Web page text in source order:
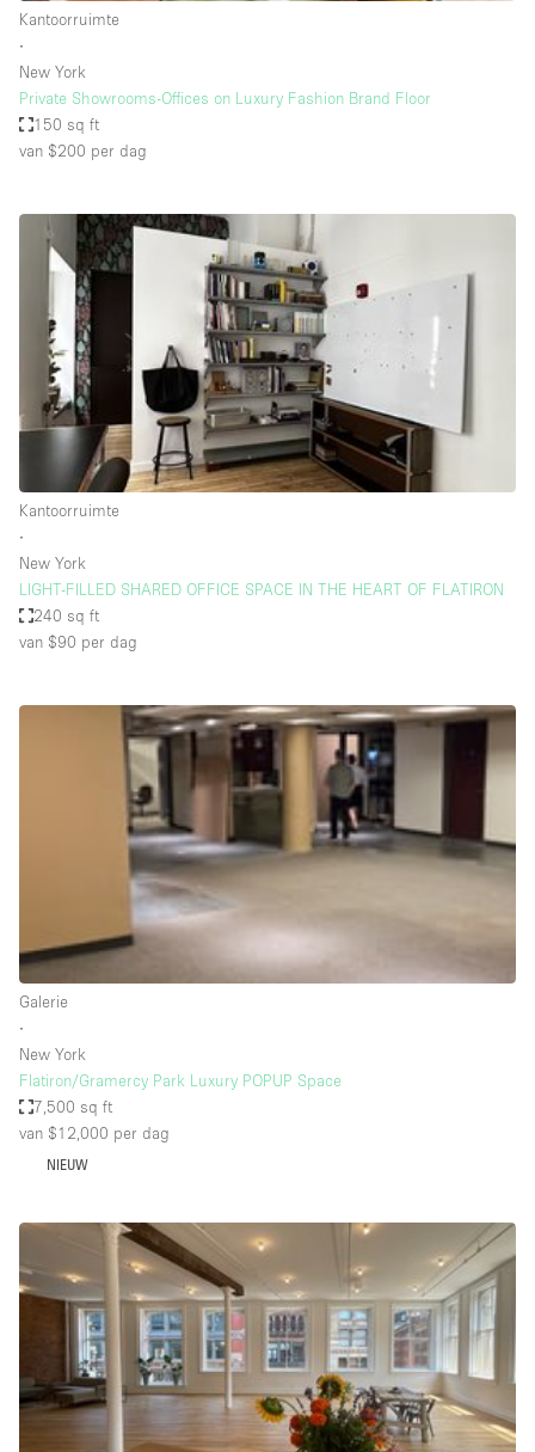
Advertentieruimte
Atelier / Werkplaats
Boetiek / Winkel
Conferentieruimte
Container
Creatieve ruimte
Dak
Evenementruimte
Foto / Filmstudio
Galerie
Hal
Herenhuis / Huis
Kantoorruimte
Kraampje / Kiosk / Stalletje
Magazijn
Markt / Festival
Ontvangsthal
Overige
Restaurant / Bar / Café
Vrachtwagen
Winkel delen
Winkelruimte in winkelcentrum
Kenmerken ruimte
Airconditioning
Animals Friendly
Audio- en videoapparatuur
Auto display
Badkamer
Kantoorruimte
∙
New York
Private Showrooms-Offices on Luxury Fashion Brand Floor
150 sq ft
van $200 per dag
Kantoorruimte
∙
New York
LIGHT-FILLED SHARED OFFICE SPACE IN THE HEART OF FLATIRON
240 sq ft
van $90 per dag
Galerie
∙
New York
Flatiron/Gramercy Park Luxury POPUP Space
7,500 sq ft
van $12,000 per dag
NIEUW